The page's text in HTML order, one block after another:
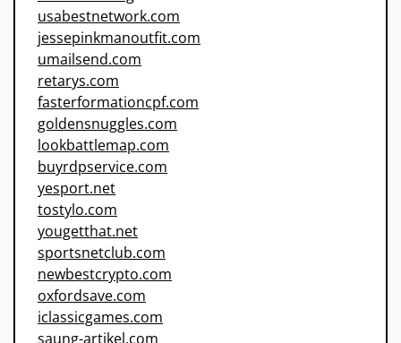
usabestnetwork.com
jessepinkmanoutfit.com
umailsend.com
retarys.com
fasterformationcpf.com
goldensnuggles.com
lookbattlemap.com
buyrdpservice.com
yesport.net
tostylo.com
yougetthat.net
sportsnetclub.com
newbestcrypto.com
oxfordsave.com
iclassicgames.com
saung-artikel.com